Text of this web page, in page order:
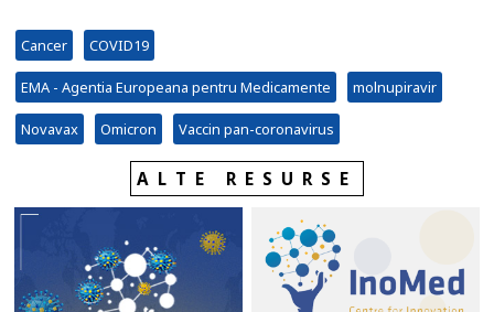
Cancer COVID19
EMA - Agentia Europeana pentru Medicamente molnupiravir
Novavax Omicron Vaccin pan-coronavirus
ALTE RESURSE